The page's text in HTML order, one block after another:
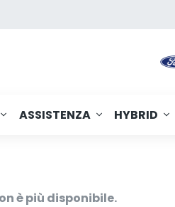
ASSISTENZA HYBRID
è più disponibile.